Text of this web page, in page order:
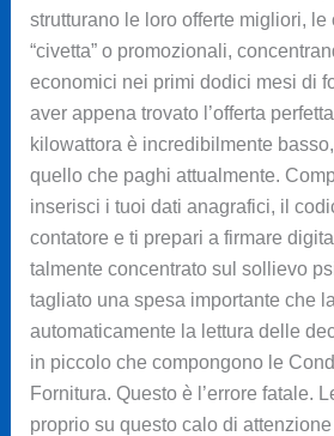
strutturano le loro offerte migliori, le
“civetta” o promozionali,
economici nei primi dodici mesi di
aver appena trovato l’offerta
kilowattora è incredibilmente
quello che paghi attualmente.
inserisci i tuoi dati anagrafici, il
contatore e ti prepari a firmare
talmente concentrato sul sollievo
tagliato una spesa importante che
automaticamente la lettura delle
in piccolo che compongono le
Fornitura. Questo è l’errore fatale.
proprio su questo calo di attenzione